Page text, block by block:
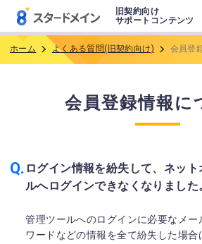
旧契約向け
サポートコンテンツ
ホーム よくある質問(旧契約向け) 会員登
会員登録情報に
ログイン情報を紛失して、ネッ
ルへログインできなくなりました
管理ツールへのログインに必要なメー
ワードなどの情報を全て紛失した場合